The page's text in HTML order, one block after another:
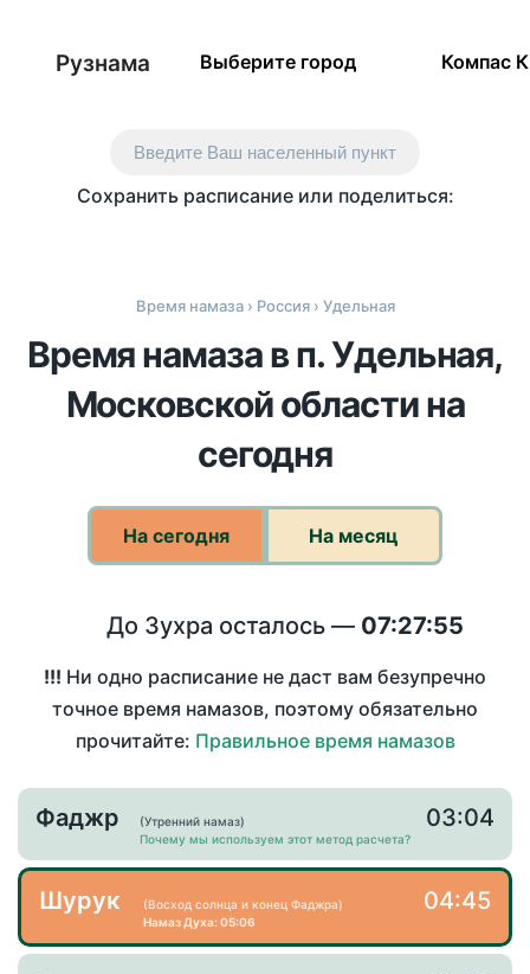
Рузнама Выберите город Компас
Введите Ваш населенный пункт
Сохранить расписание или поделиться:
Время намаза› Россия› Удельная
Время намаза в п. Удельная,
Московской области на
сегодня
На сегодня На месяц
До Зухра осталось — 07:27:55
!!! Ни одно расписание не даст вам безупречно
точное время намазов, поэтому обязательно
прочитайте: Правильное время намазов
Фаджр
(Утренний намаз)
Почему мы используем этот метод расчета?
03:04
Шурук
(Восход солнца и конец Фаджра)
Намаз Духа: 05:06
04:45